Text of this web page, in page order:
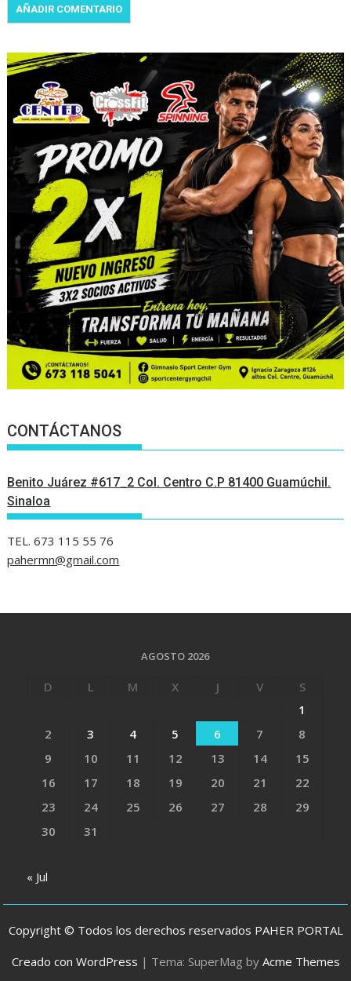
CONTÁCTANOS
Benito Juárez #617_2 Col. Centro C.P 81400 Guamúchil.
Sinaloa
TEL. 673 115 55 76
pahermn@gmail.com
AGOSTO 2026
D L M X J V
S
1
2
3 4 5 6 7
8
9
10 11 12 13 14
15
16
17 18 19 20 21
22
23
24 25 26 27 28
29
30
31
« Jul
Copyright © Todos los derechos reservados PAHER PORTAL
Creado con WordPress | Tema: SuperMag by Acme Themes